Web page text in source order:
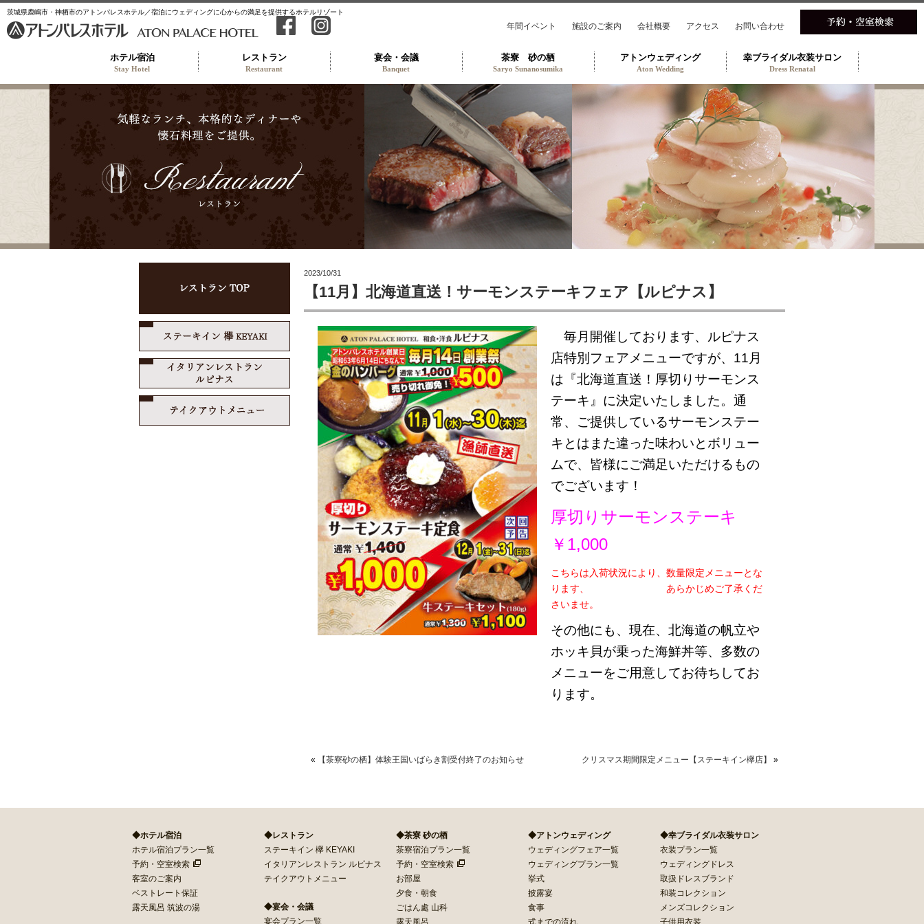
茨城県鹿嶋市・神栖市のアトンパレスホテル／宿泊にウェディングに心からの満足を提供するホテルリゾート
年間イベント 施設のご案内 会社概要 アクセス お問い合わせ
ホテル宿泊
Stay Hotel
レストラン
Restaurant
宴会・会議
Banquet
茶寮 砂の栖
Saryo Sunanosumika
アトンウェディング
Aton Wedding
幸ブライダル衣装サロン
Dress Renatal
2023/10/31
【11月】北海道直送！サーモンステーキフェア【ルピナス】
毎月開催しております、ルピナス
店特別フェアメニューですが、11月
は『北海道直送！厚切りサーモンス
テーキ』に決定いたしました。通
常、ご提供しているサーモンステー
キとはまた違った味わいとボリュー
ムで、皆様にご満足いただけるもの
でございます！
厚切りサーモンステーキ
￥1,000
こちらは入荷状況により、数量限定メニューとな
ります、 あらかじめご了承くだ
さいませ。
その他にも、現在、北海道の帆立や
ホッキ貝が乗った海鮮丼等、多数の
メニューをご用意してお待ちしてお
ります。
« 【茶寮砂の栖】体験王国いばらき割受付終了のお知らせ クリスマス期間限定メニュー【ステーキイン欅店】 »
レストラン TOP
ステーキイン 欅（けやき）
イタリアンレストラン ルピナス
テイクアウトメニュー
◆ホテル宿泊
ホテル宿泊プラン一覧
予約・空室検索
客室のご案内
ベストレート保証
露天風呂 筑波の湯
◆レストラン
ステーキイン 欅 KEYAKI
イタリアンレストラン ルピナス
テイクアウトメニュー
◆宴会・会議
宴会プラン一覧
◆茶寮 砂の栖
茶寮宿泊プラン一覧
予約・空室検索
お部屋
夕食・朝食
ごはん處 山科
露天風呂
◆アトンウェディング
ウェディングフェア一覧
ウェディングプラン一覧
挙式
披露宴
食事
式までの流れ
◆幸ブライダル衣装サロン
衣装プラン一覧
ウェディングドレス
取扱ドレスブランド
和装コレクション
メンズコレクション
子供用衣装